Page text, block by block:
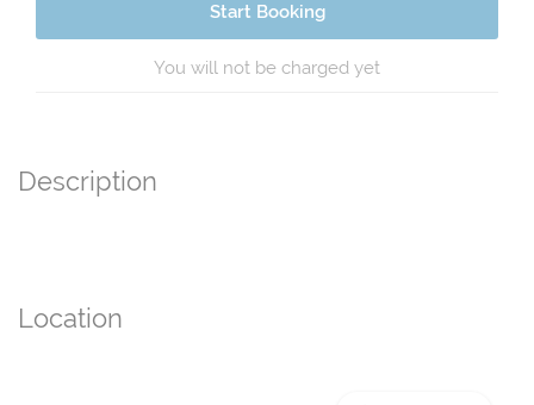
Start Booking
You will not be charged yet
Description
Location